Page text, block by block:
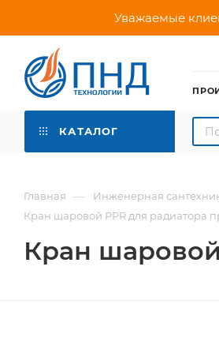
Уважаемые
КАТАЛОГ
Главная — Инженерная
Кран шаровой PPR для радиатора
Кран